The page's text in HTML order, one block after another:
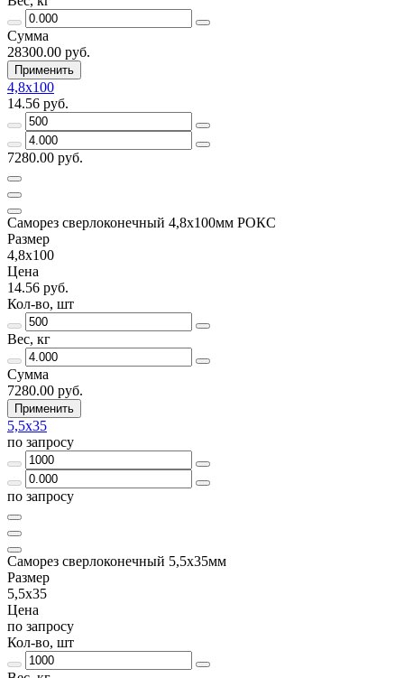
Сумма
28300.00 руб.
Применить
4,8х100
14.56 руб.
7280.00 руб.
Саморез сверлоконечный 4,8х100мм РОКС
Размер
4,8х100
Цена
14.56 руб.
Кол-во, шт
Вес, кг
Сумма
7280.00 руб.
Применить
5,5х35
по запросу
по запросу
Саморез сверлоконечный 5,5х35мм
Размер
5,5х35
Цена
по запросу
Кол-во, шт